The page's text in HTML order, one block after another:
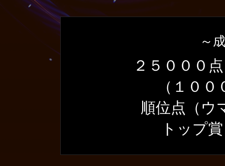
～
２５０００
（１０
順位点（ウ
トップ